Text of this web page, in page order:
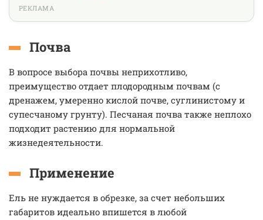
РЕКЛАМА
Почва
В вопросе выбора почвы неприхотливо,
преимущество отдает плодородным почвам (с
дренажем, умеренно кислой почве, суглинистому и
супесчаному грунту). Песчаная почва также неплохо
подходит растению для нормальной
жизнедеятельности.
Применение
Ель не нуждается в обрезке, за счет небольших
габаритов идеально впишется в любой